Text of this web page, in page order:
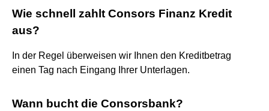
Wie schnell zahlt Consors Finanz Kredit
aus?
In der Regel überweisen wir Ihnen den Kreditbetrag
einen Tag nach Eingang Ihrer Unterlagen.
Wann bucht die Consorsbank?